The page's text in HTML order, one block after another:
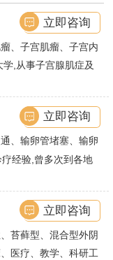
、子宫肌瘤、子宫内
手术及显微妇科手
粘连等女性输卵管性
都有丰富诊疗经验
,从事子宫腺肌症及
立即咨询
、输卵管堵塞、输卵
、宫腔粘连、多囊卵
经验,曾多次到各地
立即咨询
苔藓型、混合型外阴
医疗、教学、科研工
立即咨询